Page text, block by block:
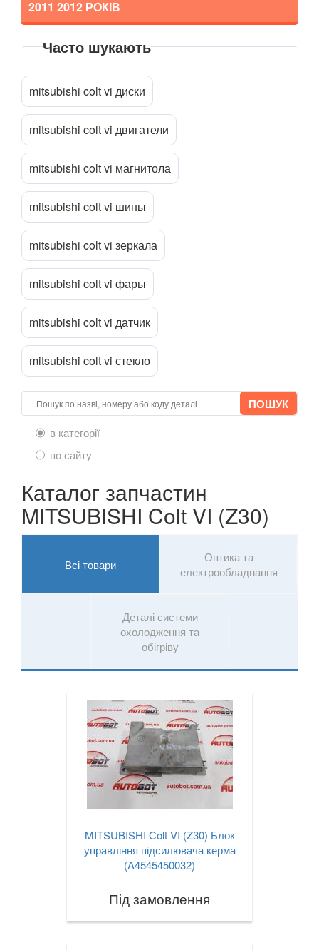
SUZUKI
TESLA
VOLKSWAGEN
VOLVO
В наявності!
Прикріпити файл
2011 2012 РОКІВ
Часто шукають
mitsubishi colt vi диски
mitsubishi colt vi двигатели
mitsubishi colt vi магнитола
mitsubishi colt vi шины
mitsubishi colt vi зеркала
mitsubishi colt vi фары
mitsubishi colt vi датчик
mitsubishi colt vi стекло
в категорії
по сайту
Каталог запчастин
MITSUBISHI Colt VI (Z30)
Всі товари
Оптика та
електрообладнання
Деталі системи
охолодження та
обігріву
MITSUBISHI Colt VI (Z30) Блок
управління підсилювача керма
(A4545450032)
Під замовлення